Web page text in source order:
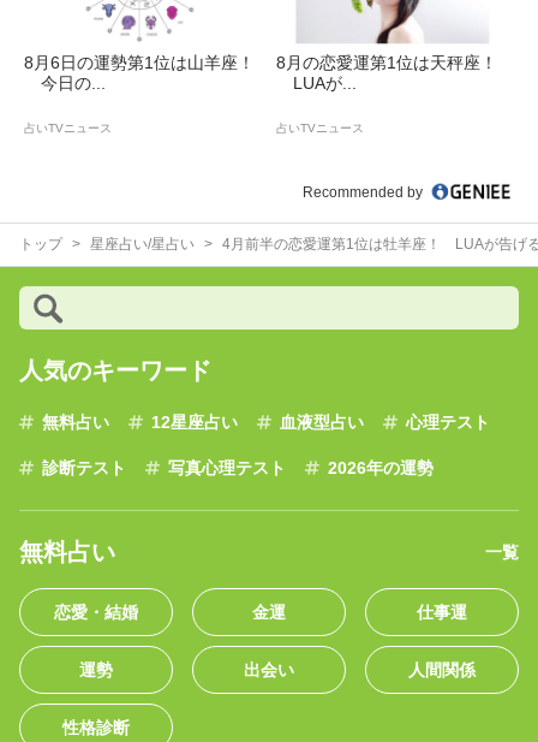
8月6日の運勢第1位は山羊座！
今日の...
占いTVニュース
8月の恋愛運第1位は天秤座！
LUAが...
占いTVニュース
Recommended by
トップ 星座占い/星占い 4月前半の恋愛運第1位は牡羊座！ LUAが告げ
人気のキーワード
無料占い 12星座占い 血液型占い 心理テスト
診断テスト 写真心理テスト 2026年の運勢
無料占い 一覧
恋愛・結婚 金運 仕事運
運勢 出会い 人間関係
性格診断